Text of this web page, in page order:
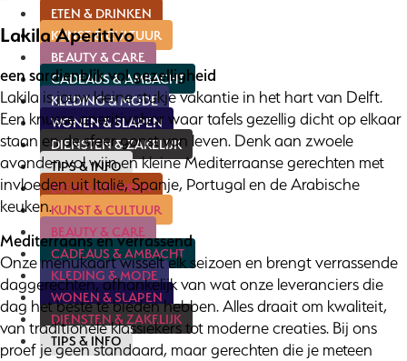
ETEN & DRINKEN
KUNST & CULTUUR
BEAUTY & CARE
CADEAUS & AMBACHT
KLEDING & MODE
WONEN & SLAPEN
DIENSTEN & ZAKELIJK
TIPS & INFO
ETEN & DRINKEN
KUNST & CULTUUR
BEAUTY & CARE
CADEAUS & AMBACHT
KLEDING & MODE
WONEN & SLAPEN
DIENSTEN & ZAKELIJK
TIPS & INFO
Lakila Aperitivo
een sardienblik vol gezelligheid
Lakila is jouw kleine stukje vakantie in het hart van Delft.
Een knusse aperitivobar waar tafels gezellig dicht op elkaar
staan en de sfeer gonst van leven. Denk aan zwoele
avonden vol wijn en kleine Mediterraanse gerechten met
invloeden uit Italië, Spanje, Portugal en de Arabische
keuken.
Mediterraans en verrassend
Onze menukaart wisselt elk seizoen en brengt verrassende
daggerechten, afhankelijk van wat onze leveranciers die
dag het beste te bieden hebben. Alles draait om kwaliteit,
van traditionele klassiekers tot moderne creaties. Bij ons
proef je geen standaard, maar gerechten die je meteen